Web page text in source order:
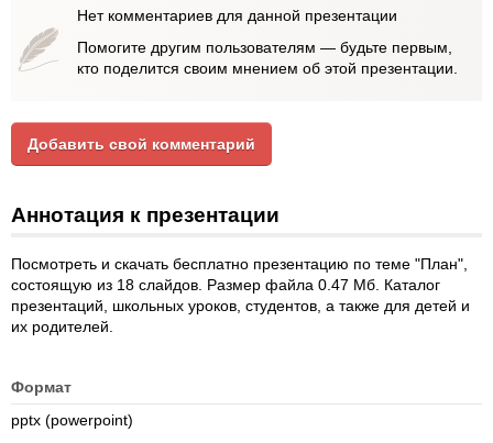
Нет комментариев для данной презентации
Помогите другим пользователям — будьте первым,
кто поделится своим мнением об этой презентации.
Добавить свой комментарий
Аннотация к презентации
Посмотреть и скачать бесплатно презентацию по теме "План",
состоящую из 18 слайдов. Размер файла 0.47 Мб. Каталог
презентаций, школьных уроков, студентов, а также для детей и
их родителей.
Формат
pptx (powerpoint)